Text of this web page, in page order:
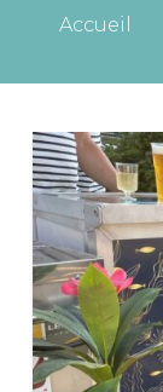
Accueil